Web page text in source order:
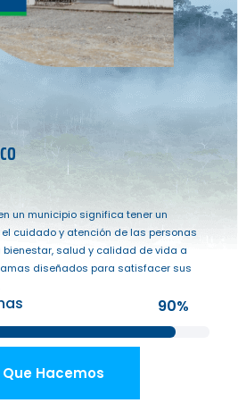
un municipio significa tener un
cuidado y atención de las personas
salud y calidad de vida a
diseñados para satisfacer sus
90%
Hacemos